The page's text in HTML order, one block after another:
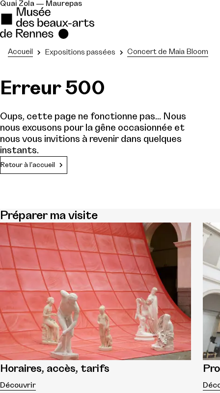
Quai Zola — Maurepas
Accueil Expositions passées Concert de Maia Bloom
Erreur 500
Oups, cette page ne fonctionne pas... Nous
nous excusons pour la gêne occasionnée et
nous vous invitions à revenir dans quelques
instants.
Retour à l'accueil
Préparer ma visite
Horaires, accès, tarifs
Découvrir